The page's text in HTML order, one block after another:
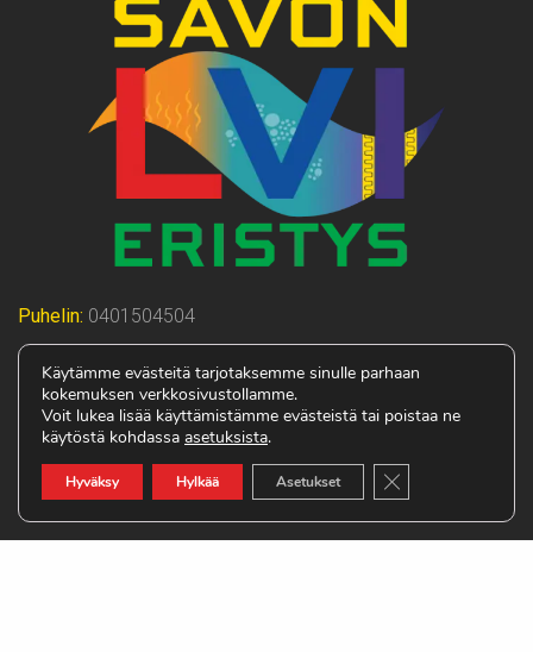
Puhelin: 0401504504
Sähköposti: janne.koistinen@savonlvieristys.fi
Osoite
Mestarinkatu 13
70700 KUOPIO
Käytämme evästeitä tarjotaksemme sinulle parhaan
kokemuksen verkkosivustollamme.
Voit lukea lisää käyttämistämme evästeistä tai poistaa ne
käytöstä kohdassa asetuksista.
Hyväksy Hylkää Asetukset Sulje evästebanneri